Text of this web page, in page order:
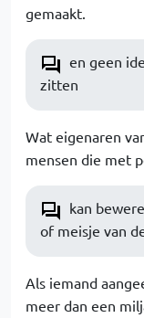
gemaakt.
en geen
zitten
Wat eigenaren
mensen die met
kan
of meisje van
Als iemand
meer dan een